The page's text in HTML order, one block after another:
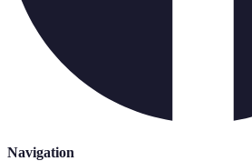
Navigation